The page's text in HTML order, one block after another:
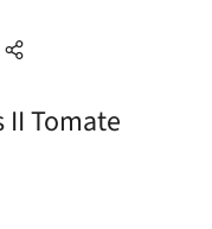
Tomate